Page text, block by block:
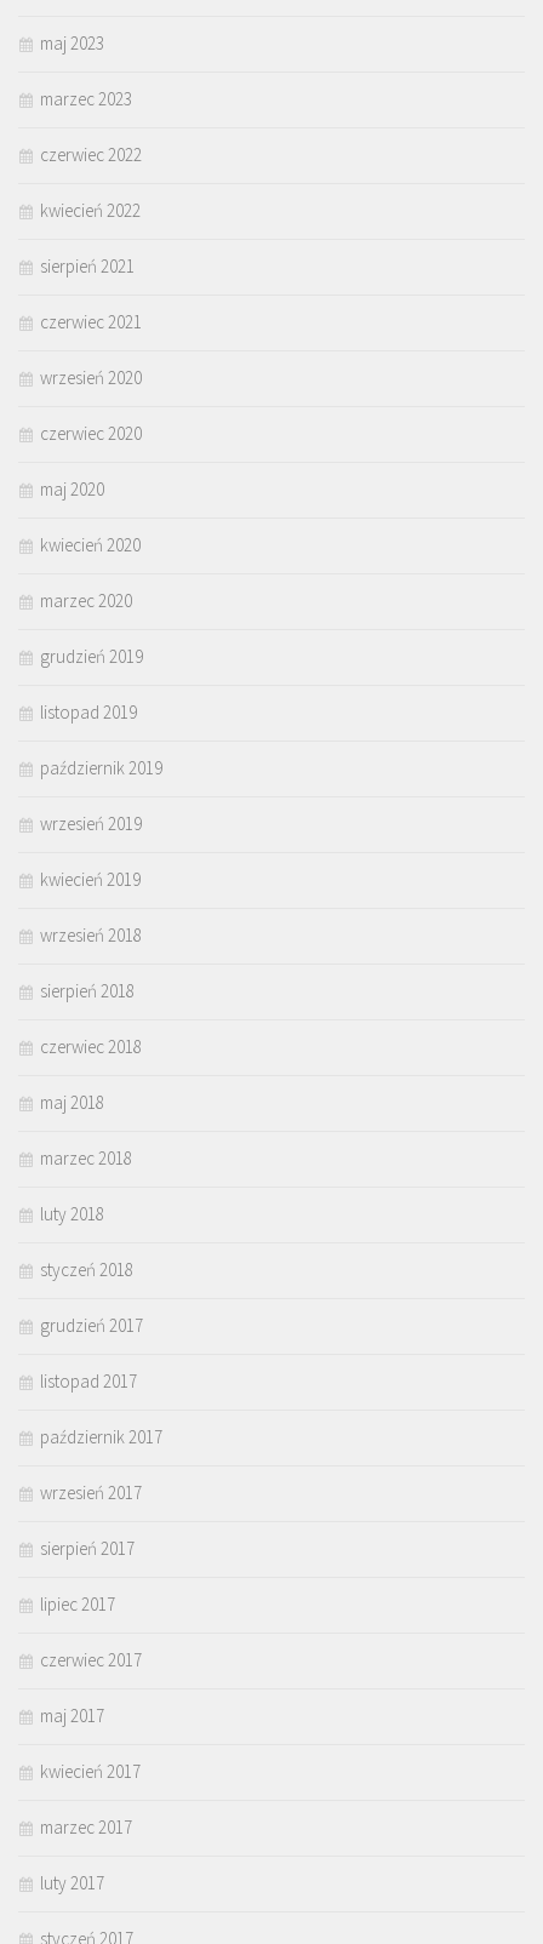
maj 2023
marzec 2023
czerwiec 2022
kwiecień 2022
sierpień 2021
czerwiec 2021
wrzesień 2020
czerwiec 2020
maj 2020
kwiecień 2020
marzec 2020
grudzień 2019
listopad 2019
październik 2019
wrzesień 2019
kwiecień 2019
wrzesień 2018
sierpień 2018
czerwiec 2018
maj 2018
marzec 2018
luty 2018
styczeń 2018
grudzień 2017
listopad 2017
październik 2017
wrzesień 2017
sierpień 2017
lipiec 2017
czerwiec 2017
maj 2017
kwiecień 2017
marzec 2017
luty 2017
styczeń 2017